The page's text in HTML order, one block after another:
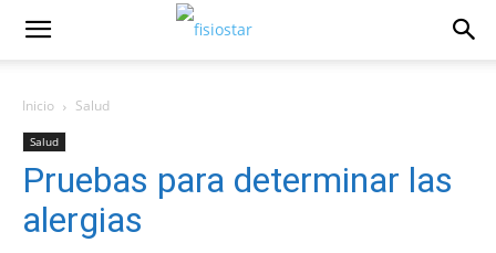
Inicio Salud
Salud
Pruebas para determinar las
alergias